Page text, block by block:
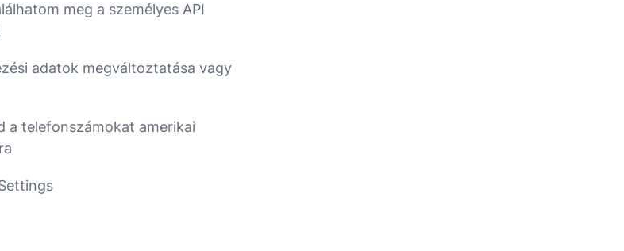
meg a személyes API
adatok megváltoztatása vagy
a telefonszámokat amerikai